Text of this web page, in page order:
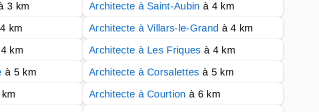
3 km Architecte à Saint-Aubin à 4 km
km Architecte à Villars-le-Grand à 4 km
km Architecte à Les Friques à 4 km
à 5 km Architecte à Corsalettes à 5 km
Architecte à Courtion à 6 km